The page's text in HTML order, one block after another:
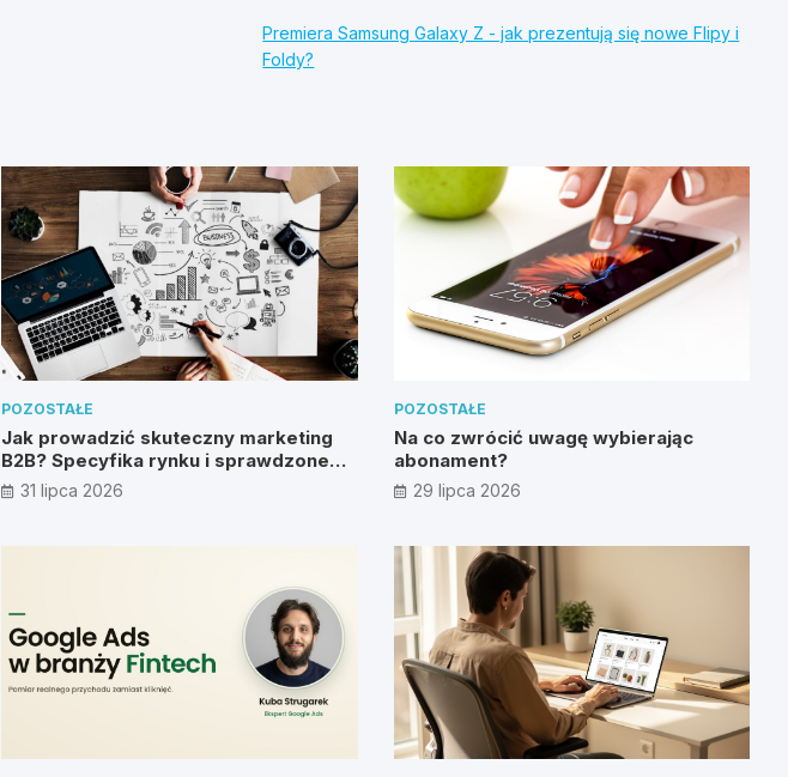
Premiera Samsung Galaxy Z - jak prezentują się nowe Flipy i
Foldy?
POZOSTAŁE
Jak prowadzić skuteczny marketing
B2B? Specyfika rynku i sprawdzone
metody
31 lipca 2026
POZOSTAŁE
Na co zwrócić uwagę wybierając
abonament?
29 lipca 2026